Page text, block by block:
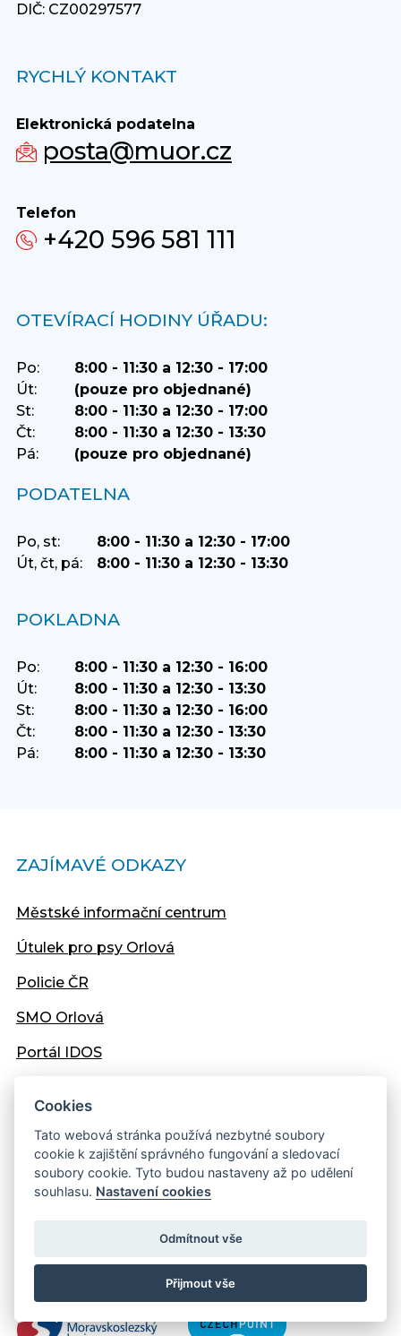
DIČ: CZ00297577
RYCHLÝ KONTAKT
Elektronická podatelna
posta@muor.cz
Telefon
+420 596 581 111
OTEVÍRACÍ HODINY ÚŘADU:
Po:
8:00 - 11:30 a 12:30 - 17:00
Út:
(pouze pro objednané)
St:
8:00 - 11:30 a 12:30 - 17:00
Čt:
8:00 - 11:30 a 12:30 - 13:30
Pá:
(pouze pro objednané)
PODATELNA
Po, st:
8:00 - 11:30 a 12:30 - 17:00
Út, čt, pá:
8:00 - 11:30 a 12:30 - 13:30
POKLADNA
Po:
8:00 - 11:30 a 12:30 - 16:00
Út:
8:00 - 11:30 a 12:30 - 13:30
St:
8:00 - 11:30 a 12:30 - 16:00
Čt:
8:00 - 11:30 a 12:30 - 13:30
Pá:
8:00 - 11:30 a 12:30 - 13:30
ZAJÍMAVÉ ODKAZY
Městské informační centrum
Útulek pro psy Orlová
Policie ČR
SMO Orlová
Portál IDOS
NEPŘEHLÉDNĚTE
Domov Vesna
Dům seniorů "Pohoda", o.p.s.
Cookies
Tato webová stránka používá nezbytné soubory
cookie k zajištění správného fungování a sledovací
soubory cookie. Tyto budou nastaveny až po udělení
souhlasu. Nastavení cookies
Odmítnout vše
Přijmout vše